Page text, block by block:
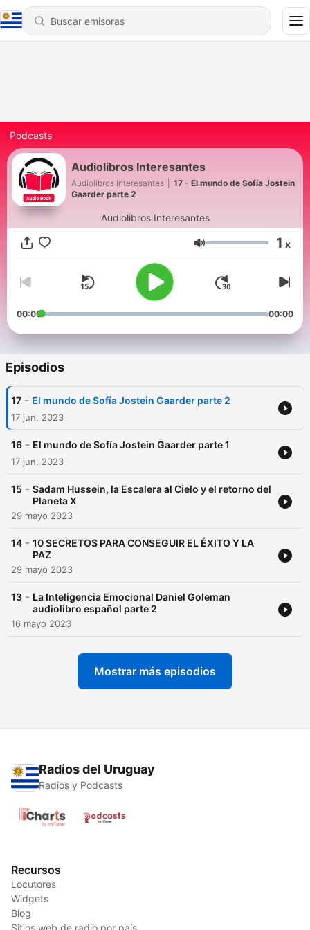
Podcasts
Audiolibros Interesantes
Audiolibros Interesantes
17 - El mundo de Sofía Jostein
Gaarder parte 2
Audiolibros Interesantes
Volumen 1 x
00:00 00:00
Episodios
17 - El mundo de Sofía Jostein Gaarder parte 2
17 jun. 2023
16 - El mundo de Sofía Jostein Gaarder parte 1
17 jun. 2023
15 - Sadam Hussein, la Escalera al Cielo y el retorno del
Planeta X
29 mayo 2023
14 - 10 SECRETOS PARA CONSEGUIR EL ÉXITO Y LA
PAZ
29 mayo 2023
13 - La Inteligencia Emocional Daniel Goleman
audiolibro español parte 2
16 mayo 2023
Mostrar más episodios
Radios del Uruguay
Radios y Podcasts
Recursos
Locutores
Widgets
Blog